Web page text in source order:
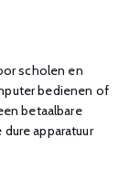
scholen en
bedienen of
betaalbare
apparatuur